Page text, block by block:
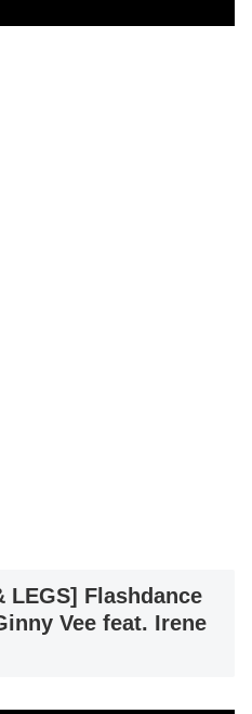
LEGS] Flashdance
Vee feat. Irene